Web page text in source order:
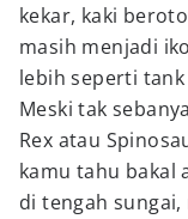
kekar, kaki
masih menjadi
lebih seperti
Meski tak
Rex atau
kamu tahu bakal
di tengah